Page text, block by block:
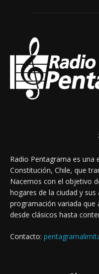
Radio Pentagrama es una
Constitución, Chile, que
Nacemos con el objetivo
hogares de la ciudad y
programación variada que
desde clásicos hasta
Contacto: